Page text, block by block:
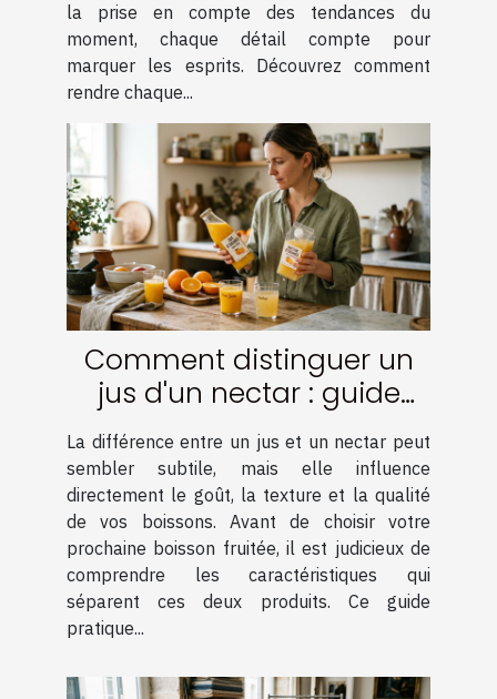
la prise en compte des tendances du
moment, chaque détail compte pour
marquer les esprits. Découvrez comment
rendre chaque...
Comment distinguer un
jus d'un nectar : guide
pratique
La différence entre un jus et un nectar peut
sembler subtile, mais elle influence
directement le goût, la texture et la qualité
de vos boissons. Avant de choisir votre
prochaine boisson fruitée, il est judicieux de
comprendre les caractéristiques qui
séparent ces deux produits. Ce guide
pratique...